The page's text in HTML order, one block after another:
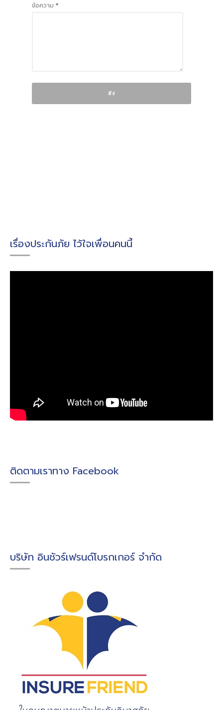
ข้อความ *
เรื่องประกันภัย ไว้ใจเพื่อนคนนี้
ติดตามเราทาง Facebook
บริษัท อินชัวร์เฟรนด์โบรกเกอร์ จำกัด